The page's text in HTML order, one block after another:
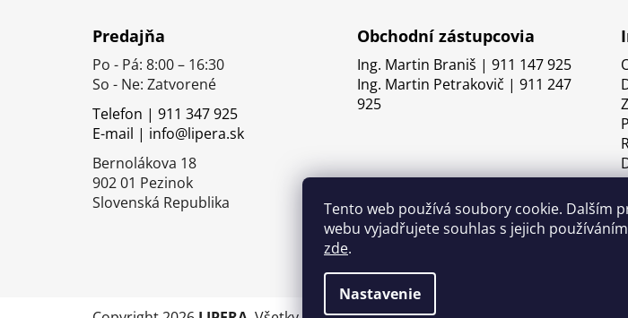
Tento web používá soubory cookie. Dalším
webu vyjadřujete souhlas s jejich
zde.
Nastavenie
Predajňa
Po - Pá: 8:00 – 16:30
So - Ne: Zatvorené
Telefon | 911 347 925
E-mail | info@lipera.sk
Bernolákova 18
902 01 Pezinok
Slovenská Republika
Obchodní zástupcovia
Ing. Martin Braniš | 911 147 925
Ing. Martin Petrakovič | 911 247
925